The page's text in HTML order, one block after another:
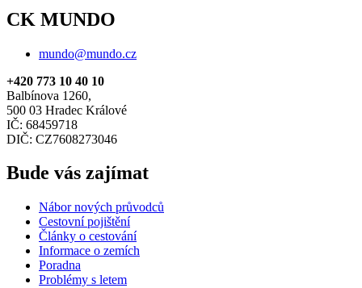
CK MUNDO
mundo@mundo.cz
+420 773 10 40 10
Balbínova 1260,
500 03 Hradec Králové
IČ: 68459718
DIČ: CZ7608273046
Bude vás zajímat
Nábor nových průvodců
Cestovní pojištění
Články o cestování
Informace o zemích
Poradna
Problémy s letem